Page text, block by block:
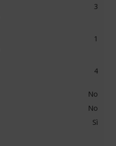
3
1
4
No
No
Sì